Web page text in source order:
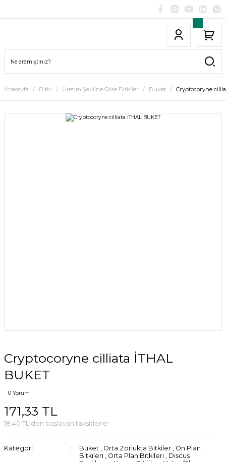
Anasayfa Bitki Üretim Şekline Göre Bitkiler Buket Cryptocoryne
Cryptocoryne cilliata İTHAL
BUKET
0 Yorum
171,33 TL
18,40 TL den başlayan taksitlerle!
Kategori Buket , Orta Zorlukta Bitkiler , Ön Plan
Bitkileri , Orta Plan Bitkileri , Discus